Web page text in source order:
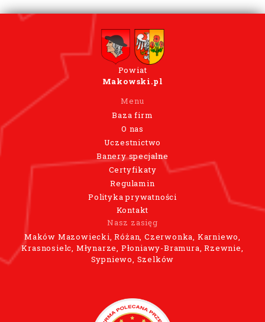
Powiat
Makowski.pl
Menu
Baza firm
O nas
Uczestnictwo
Banery specjalne
Certyfikaty
Regulamin
Polityka prywatności
Kontakt
Nasz zasięg
Maków Mazowiecki, Różan, Czerwonka, Karniewo,
Krasnosielc, Młynarze, Płoniawy-Bramura, Rzewnie,
Sypniewo, Szelków